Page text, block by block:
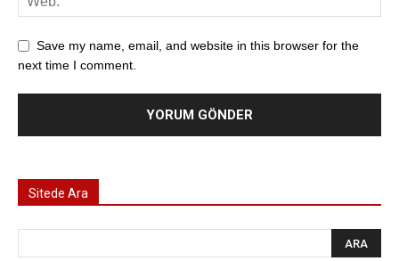
Save my name, email, and website in this browser for the
next time I comment.
Sitede Ara